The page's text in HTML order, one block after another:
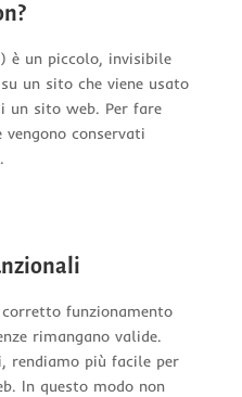
è un piccolo, invisibile
un sito che viene usato
sito web. Per fare
conservati
funzionamento
rimangano valide.
rendiamo più facile per
In questo modo non